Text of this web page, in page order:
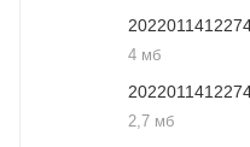
4 мб
2,7 мб